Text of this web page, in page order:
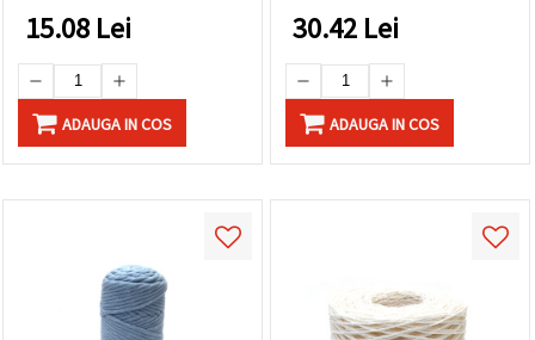
suporturi pentru plante și
decorațiuni boho
handmade
15.08 Lei
ADAUGA IN COS
perete boho, decor
creativ și proiecte DIY &
handmade
30.42 Lei
ADAUGA IN COS